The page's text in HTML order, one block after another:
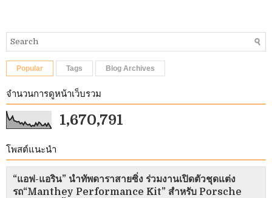
Popular Tags Blog Archives
จำนวนการดูหน้าเว็บรวม
1,670,791
โพสต์แนะนำ
“แอฟ-แอริน” นำทัพดาราสายซิ่ง ร่วมงานเปิดตัวชุดแต่ง
รถ“Manthey Performance Kit” สำหรับ Porsche